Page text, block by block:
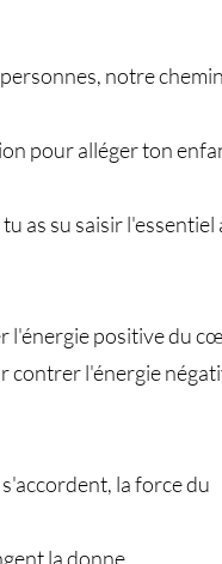
notre
pour alléger ton
as su saisir l'essentiel
l'énergie positive du
contrer l'énergie
la force du
la donne.